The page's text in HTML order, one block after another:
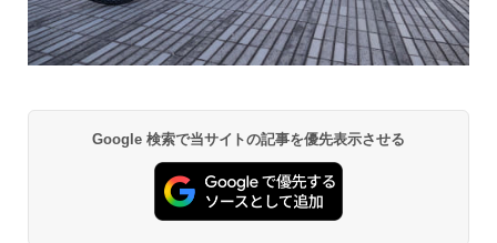
Google 検索で当サイトの記事を優先表示させる